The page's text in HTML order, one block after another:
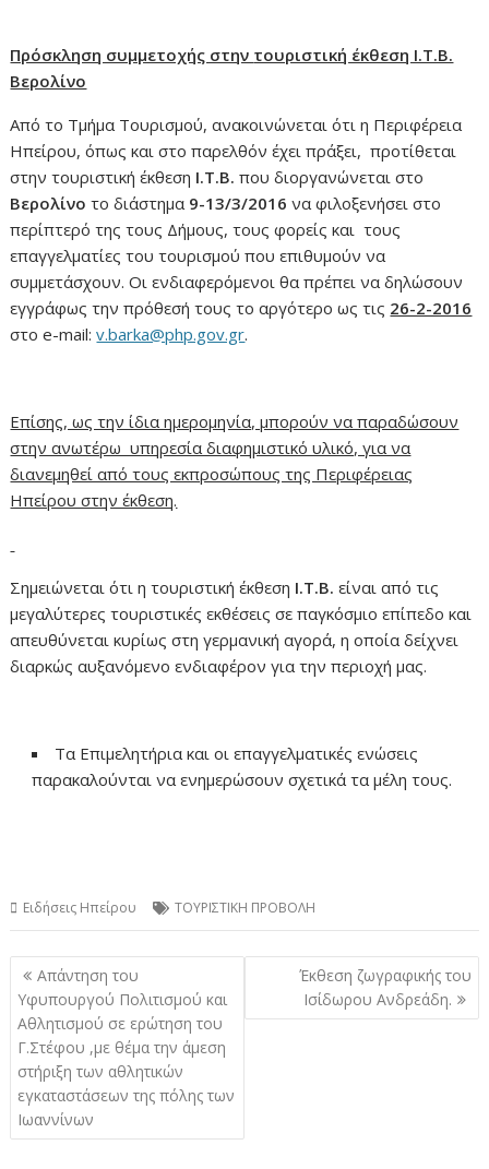
Πρόσκληση συμμετοχής στην τουριστική έκθεση Ι.Τ.Β.
Βερολίνο
Από το Τμήμα Τουρισμού, ανακοινώνεται ότι η Περιφέρεια
Ηπείρου, όπως και στο παρελθόν έχει πράξει, προτίθεται
στην τουριστική έκθεση Ι.Τ.Β. που διοργανώνεται στο
Βερολίνο το διάστημα 9-13/3/2016 να φιλοξενήσει στο
περίπτερό της τους Δήμους, τους φορείς και τους
επαγγελματίες του τουρισμού που επιθυμούν να
συμμετάσχουν. Οι ενδιαφερόμενοι θα πρέπει να δηλώσουν
εγγράφως την πρόθεσή τους το αργότερο ως τις 26-2-2016
στο e-mail:v.barka@php.gov.gr.
Επίσης, ως την ίδια ημερομηνία, μπορούν να παραδώσουν
στην ανωτέρω υπηρεσία διαφημιστικό υλικό, για να
διανεμηθεί από τους εκπροσώπους της Περιφέρειας
Ηπείρου στην έκθεση.
Σημειώνεται ότι η τουριστική έκθεση Ι.Τ.Β.είναι από τις
μεγαλύτερες τουριστικές εκθέσεις σε παγκόσμιο επίπεδο και
απευθύνεται κυρίως στη γερμανική αγορά, η οποία δείχνει
διαρκώς αυξανόμενο ενδιαφέρον για την περιοχή μας.
Τα Επιμελητήρια και οι επαγγελματικές ενώσεις
παρακαλούνται να ενημερώσουν σχετικά τα μέλη τους.
Ειδήσεις Ηπείρου ΤΟΥΡΙΣΤΙΚΗ ΠΡΟΒΟΛΗ
Πλοήγηση
άρθρων
Απάντηση του
Υφυπουργού Πολιτισμού και
Αθλητισμού σε ερώτηση του
Γ.Στέφου ,με θέμα την άμεση
στήριξη των αθλητικών
εγκαταστάσεων της πόλης των
Ιωαννίνων
Έκθεση ζωγραφικής του
Ισίδωρου Ανδρεάδη.